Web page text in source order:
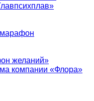
желаний»
компании «Флора»